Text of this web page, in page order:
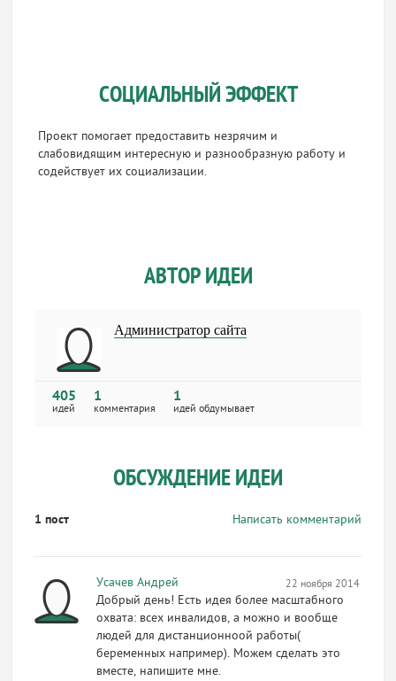
СОЦИАЛЬНЫЙ ЭФФЕКТ
Проект помогает предоставить незрячим и
слабовидящим интересную и разнообразную работу и
содействует их социализации.
АВТОР ИДЕИ
Администратор сайта
405
идей
1
комментария
1
идей обдумывает
ОБСУЖДЕНИЕ ИДЕИ
Написать комментарий
1 пост
22 ноября 2014 11:35
Усачев Андрей
Добрый день! Есть идея более масштабного
охвата: всех инвалидов, а можно и вообще
людей для дистанционноой работы(
беременных например). Можем сделать это
вместе, напишите мне.